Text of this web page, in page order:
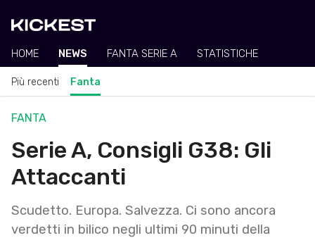
HOME NEWS FANTA SERIE A STATISTICHE
Più recenti Fanta
FANTA
Serie A, Consigli G38: Gli
Attaccanti
Scudetto. Europa. Salvezza. Ci sono ancora
verdetti in bilico negli ultimi 90 minuti della